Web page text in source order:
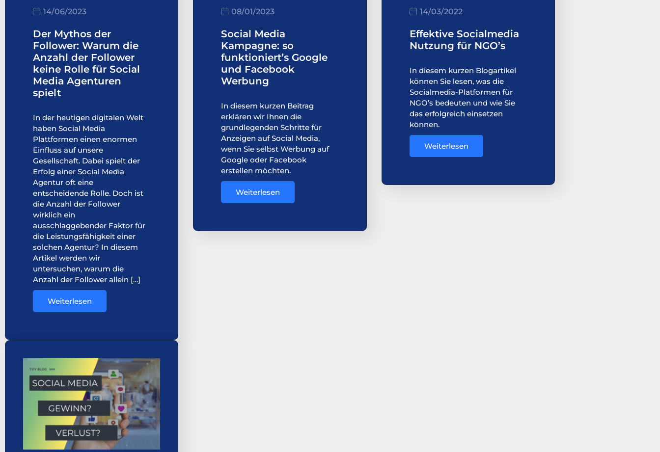
14/06/2023
Der Mythos der
Follower: Warum die
Anzahl der Follower
keine Rolle für Social
Media Agenturen
spielt
In der heutigen digitalen Welt
haben Social Media
Plattformen einen enormen
Einfluss auf unsere
Gesellschaft. Dabei spielt der
Erfolg einer Social Media
Agentur oft eine
entscheidende Rolle. Doch ist
die Anzahl der Follower
wirklich ein
ausschlaggebender Faktor für
die Leistungsfähigkeit einer
solchen Agentur? In diesem
Artikel werden wir
untersuchen, warum die
Anzahl der Follower allein […]
Weiterlesen
08/01/2023
Social Media
Kampagne: so
funktioniert’s Google
und Facebook
Werbung
In diesem kurzen Beitrag
erklären wir Ihnen die
grundlegenden Schritte für
Anzeigen auf Social Media,
wenn Sie selbst Werbung auf
Google oder Facebook
erstellen möchten.
Weiterlesen
14/03/2022
Effektive Socialmedia
Nutzung für NGO’s
In diesem kurzen Blogartikel
können Sie lesen, was die
Socialmedia-Platformen für
NGO’s bedeuten und wie Sie
das erfolgreich einsetzen
können.
Weiterlesen